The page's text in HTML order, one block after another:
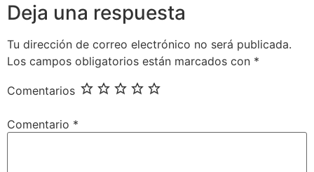
Deja una respuesta
Tu dirección de correo electrónico no será publicada.
Los campos obligatorios están marcados con *
Comentarios
Comentario *